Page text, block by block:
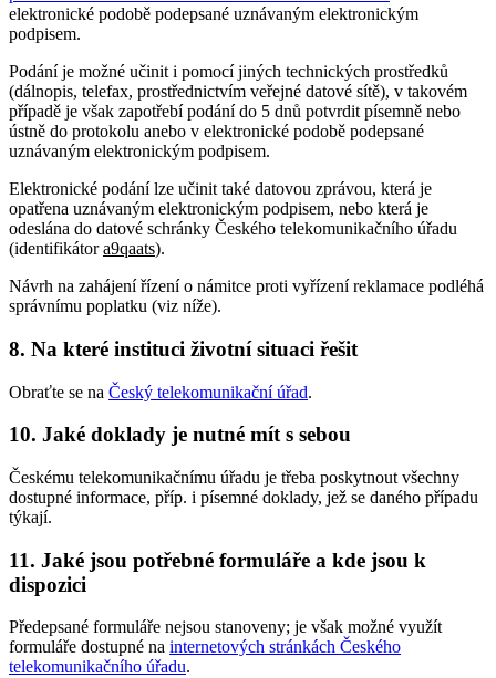
elektronické podobě podepsané uznávaným elektronickým
podpisem.
Podání je možné učinit i pomocí jiných technických prostředků
(dálnopis, telefax, prostřednictvím veřejné datové sítě), v takovém
případě je však zapotřebí podání do 5 dnů potvrdit písemně nebo
ústně do protokolu anebo v elektronické podobě podepsané
uznávaným elektronickým podpisem.
Elektronické podání lze učinit také datovou zprávou, která je
opatřena uznávaným elektronickým podpisem, nebo která je
odeslána do datové schránky Českého telekomunikačního úřadu
(identifikátora9qaats).
Návrh na zahájení řízení o námitce proti vyřízení reklamace podléhá
správnímu poplatku (viz níže).
8. Na které instituci životní situaci řešit
Obraťte se na Český telekomunikační úřad.
10. Jaké doklady je nutné mít s sebou
Českému telekomunikačnímu úřadu je třeba poskytnout všechny
dostupné informace, příp. i písemné doklady, jež se daného případu
týkají.
11. Jaké jsou potřebné formuláře a kde jsou k
dispozici
Předepsané formuláře nejsou stanoveny; je však možné využít
formuláře dostupné na internetových stránkách Českého
telekomunikačního úřadu.